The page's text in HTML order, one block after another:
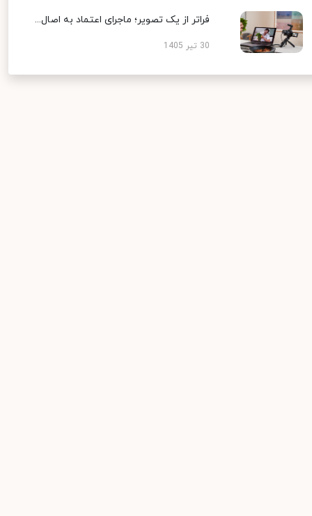
فراتر از یک تصویر؛ ماجرای اعتماد به اصال...
30 تیر 1405